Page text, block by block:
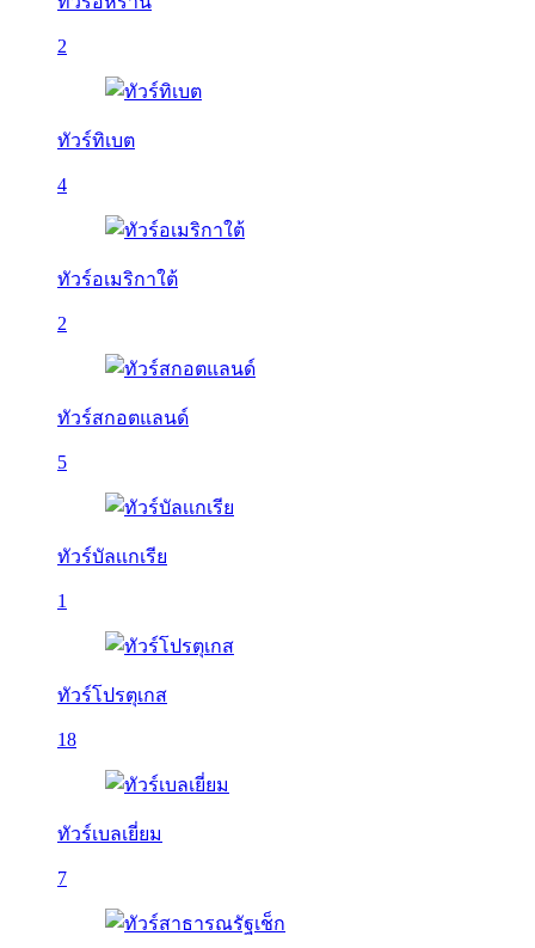
2
ทัวร์ทิเบต
4
ทัวร์อเมริกาใต้
2
ทัวร์สกอตแลนด์
5
ทัวร์บัลเเกเรีย
1
ทัวร์โปรตุเกส
18
ทัวร์เบลเยี่ยม
7